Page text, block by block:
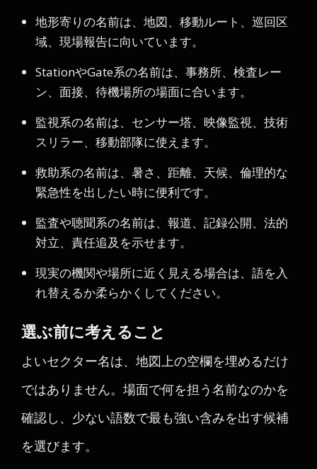
地形寄りの名前は、地図、移動ルート、巡回区
域、現場報告に向いています。
StationやGate系の名前は、事務所、検査レー
ン、面接、待機場所の場面に合います。
監視系の名前は、センサー塔、映像監視、技術
スリラー、移動部隊に使えます。
救助系の名前は、暑さ、距離、天候、倫理的な
緊急性を出したい時に便利です。
監査や聴聞系の名前は、報道、記録公開、法的
対立、責任追及を示せます。
現実の機関や場所に近く見える場合は、語を入
れ替えるか柔らかくしてください。
選ぶ前に考えること
よいセクター名は、地図上の空欄を埋めるだけ
ではありません。場面で何を担う名前なのかを
確認し、少ない語数で最も強い含みを出す候補
を選びます。